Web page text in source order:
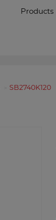
Products
SB2740K120